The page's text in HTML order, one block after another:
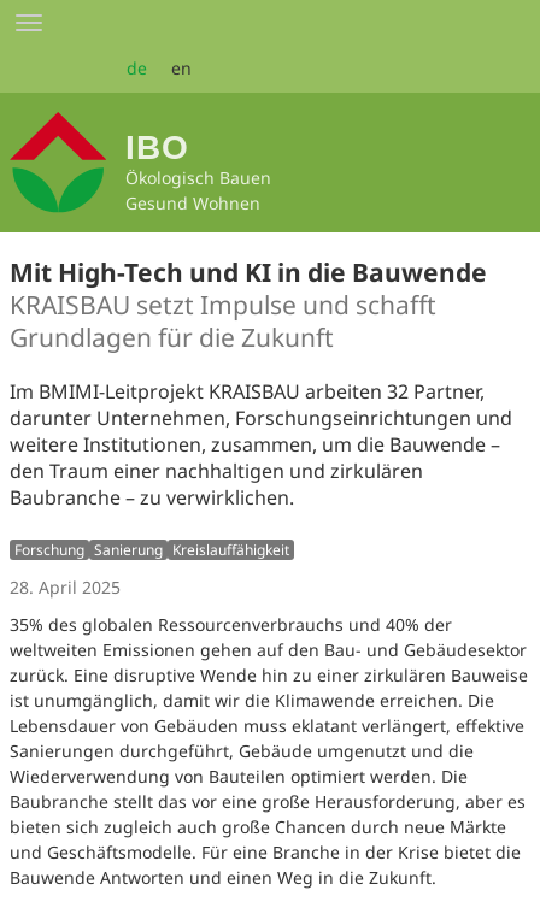
Zum
Seiteninhalt
Toggle
de en
IBO
Ökologisch Bauen
Gesund Wohnen
Mit High-Tech und KI in die Bauwende
KRAISBAU setzt Impulse und schafft
Grundlagen für die Zukunft
Im BMIMI-Leitprojekt KRAISBAU arbeiten 32 Partner,
darunter Unternehmen, Forschungseinrichtungen und
weitere Institutionen, zusammen, um die Bauwende –
den Traum einer nachhaltigen und zirkulären
Baubranche – zu verwirklichen.
Forschung Sanierung Kreislauffähigkeit
28. April 2025
35% des globalen Ressourcenverbrauchs und 40% der
weltweiten Emissionen gehen auf den Bau- und Gebäudesektor
zurück. Eine disruptive Wende hin zu einer zirkulären Bauweise
ist unumgänglich, damit wir die Klimawende erreichen. Die
Lebensdauer von Gebäuden muss eklatant verlängert, effektive
Sanierungen durchgeführt, Gebäude umgenutzt und die
Wiederverwendung von Bauteilen optimiert werden. Die
Baubranche stellt das vor eine große Herausforderung, aber es
bieten sich zugleich auch große Chancen durch neue Märkte
und Geschäftsmodelle. Für eine Branche in der Krise bietet die
Bauwende Antworten und einen Weg in die Zukunft.